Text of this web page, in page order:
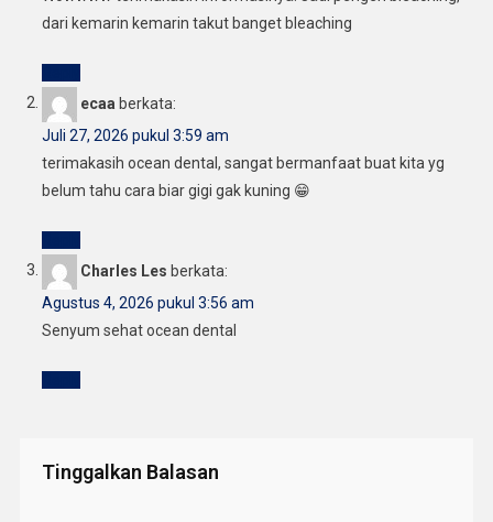
dari kemarin kemarin takut banget bleaching
ecaa berkata:
Juli 27, 2026 pukul 3:59 am
terimakasih ocean dental, sangat bermanfaat buat kita yg
belum tahu cara biar gigi gak kuning 😁
Charles Les berkata:
Agustus 4, 2026 pukul 3:56 am
Senyum sehat ocean dental
Tinggalkan Balasan